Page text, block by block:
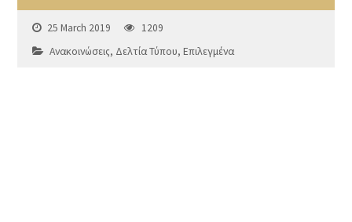
25 March 2019
1209
Ανακοινώσεις, Δελτία Τύπου,Επιλεγμένα